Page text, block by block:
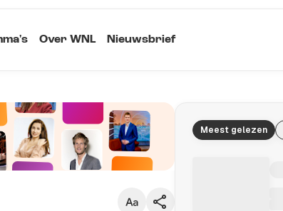
Over WNL Nieuwsbrief
Meest gelezen